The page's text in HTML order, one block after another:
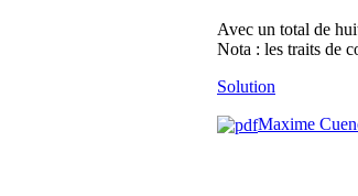
Avec un total de
Nota : les traits de
Solution
Maxime